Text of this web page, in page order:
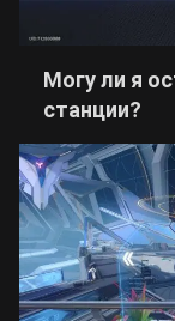
Могу ли я
станции?